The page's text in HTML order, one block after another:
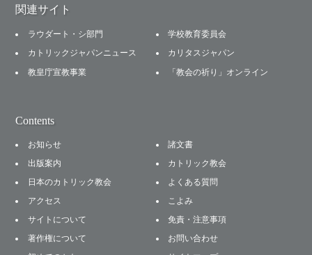
関連サイト
ラウダート・シ部門
学校教育委員会
カトリックジャパンニュース
カリタスジャパン
教皇庁宣教事業
「教会の祈り」オンライン
Contents
お知らせ
諸文書
出版案内
カトリック教会
日本のカトリック教会
よくある質問
アクセス
こよみ
サイトについて
免責・注意事項
著作権について
お問い合わせ